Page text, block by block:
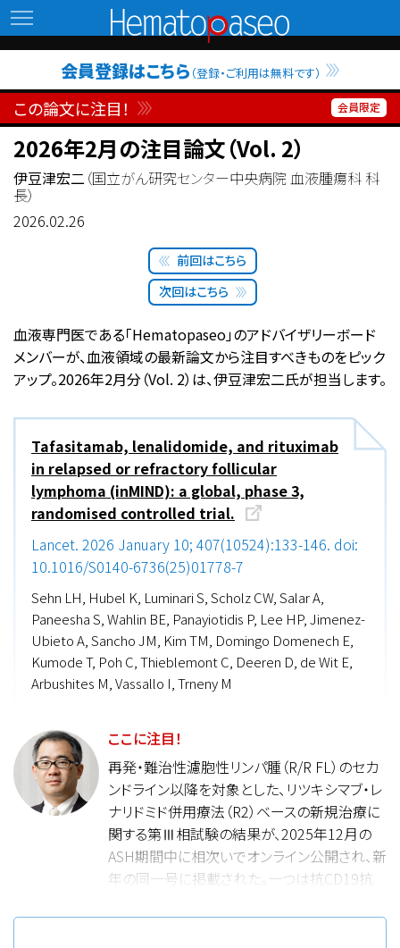
Hematopaseo
会員登録はこちら （登録・ご利用は無料です）
この論文に注目！
2026年2月の注目論文（Vol. 2）
伊豆津宏二（国立がん研究センター中央病院 血液腫瘍科 科
長）
2026.02.26
次回はこちら
前回はこちら
血液専門医である「Hematopaseo」のアドバイザリーボード
メンバーが、血液領域の最新論文から注目すべきものをピック
アップ。2026年2月分（Vol. 2）は、伊豆津宏二氏が担当します。
Tafasitamab, lenalidomide, and rituximab
in relapsed or refractory follicular
lymphoma (inMIND): a global, phase 3,
randomised controlled trial.
Lancet. 2026 January 10; 407(10524):133-146. doi:
10.1016/S0140-6736(25)01778-7
Sehn LH, Hubel K, Luminari S, Scholz CW, Salar A,
Paneesha S, Wahlin BE, Panayiotidis P, Lee HP, Jimenez-
Ubieto A, Sancho JM, Kim TM, Domingo Domenech E,
Kumode T, Poh C, Thieblemont C, Deeren D, de Wit E,
Arbushites M, Vassallo I, Trneny M
ここに注目！
再発・難治性濾胞性リンパ腫（R/R FL）のセカ
ンドライン以降を対象とした、リツキシマブ・レ
ナリドミド併用療法（R2）ベースの新規治療に
関する第Ⅲ相試験の結果が、2025年12月の
ASH期間中に相次いでオンライン公開され、新
年の同一号に掲載された。一つは抗CD19抗
重特異性抗体エプコリタマブを併用する3剤併